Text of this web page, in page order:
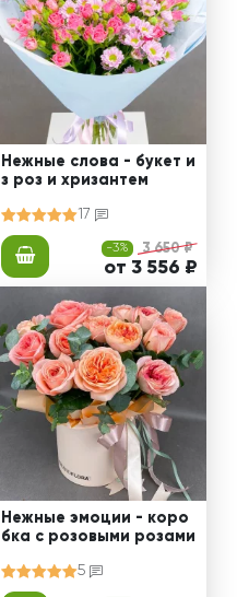
Нежные слова - букет и
з роз и хризантем
17
-3% 3 650 ₽
от 3 556 ₽
Нежные эмоции - коро
бка с розовыми розами
5